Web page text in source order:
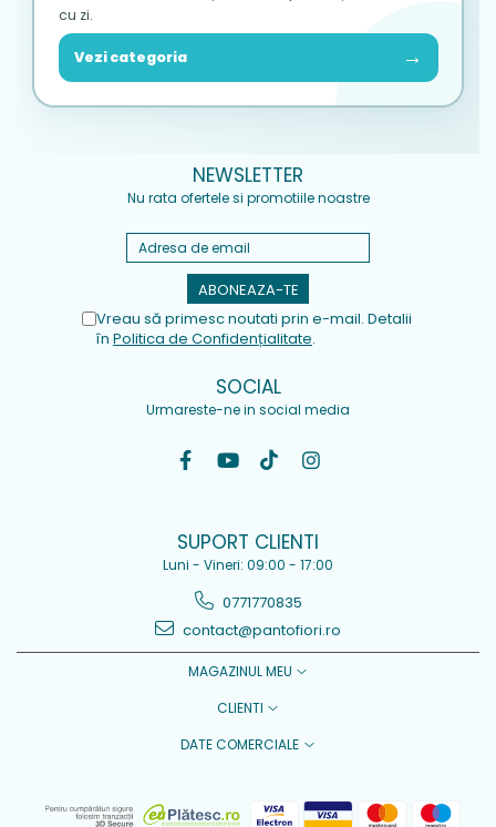
cu zi.
Vezi categoria →
NEWSLETTER
Nu rata ofertele si promotiile noastre
Vreau să primesc noutati prin e-mail. Detalii
în Politica de Confidențialitate.
SOCIAL
Urmareste-ne in social media
SUPORT CLIENTI
Luni - Vineri: 09:00 - 17:00
0771770835
contact@pantofiori.ro
MAGAZINUL MEU
CLIENTI
DATE COMERCIALE